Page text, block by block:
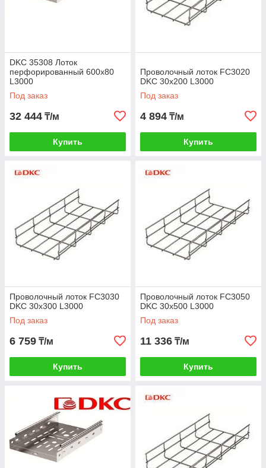
DKC 35308 Лоток
перфорированный 600х80
L3000
Под заказ
32 444 ₸/м
Купить
Проволочный лоток FC3020
DKC 30х200 L3000
Под заказ
4 894 ₸/м
Купить
Проволочный лоток FC3030
DKC 30х300 L3000
Под заказ
6 759 ₸/м
Купить
Проволочный лоток FC3050
DKC 30х500 L3000
Под заказ
11 336 ₸/м
Купить